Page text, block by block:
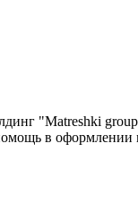
"Matreshki
в